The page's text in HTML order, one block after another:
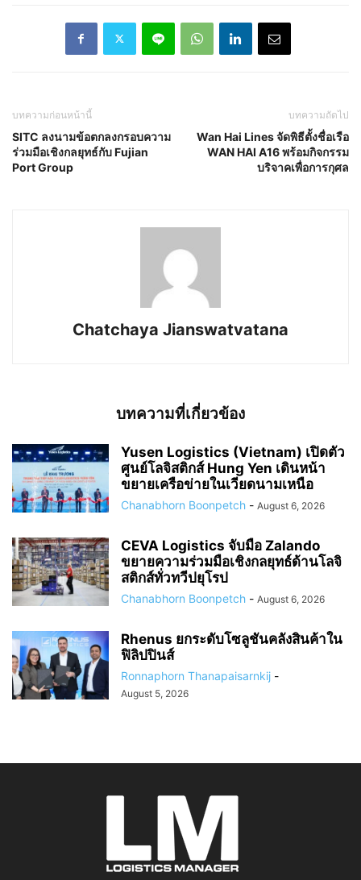
บทความก่อนหน้านี้
SITC ลงนามข้อตกลงกรอบความ
ร่วมมือเชิงกลยุทธ์กับ Fujian
Port Group
บทความถัดไป
Wan Hai Lines จัดพิธีตั้งชื่อเรือ
WAN HAI A16 พร้อมกิจกรรม
บริจาคเพื่อการกุศล
Chatchaya Jianswatvatana
บทความที่เกี่ยวข้อง
Yusen Logistics (Vietnam) เปิดตัว
ศูนย์โลจิสติกส์ Hung Yen เดินหน้า
ขยายเครือข่ายในเวียดนามเหนือ
Chanabhorn Boonpetch - August 6, 2026
CEVA Logistics จับมือ Zalando
ขยายความร่วมมือเชิงกลยุทธ์ด้านโลจิ
สติกส์ทั่วทวีปยุโรป
Chanabhorn Boonpetch - August 6, 2026
Rhenus ยกระดับโซลูชันคลังสินค้าใน
ฟิลิปปินส์
Ronnaphorn Thanapaisarnkij -
August 5, 2026